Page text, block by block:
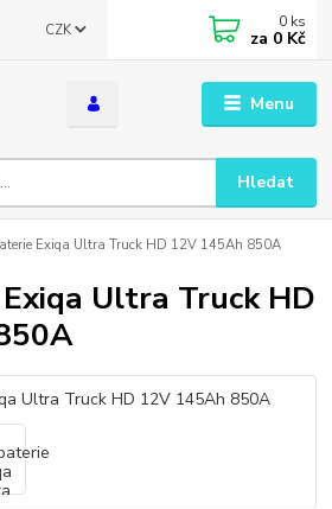
Menu
CZK
Hledat
0 ks
za 0 Kč
Exiqa Ultra Truck HD 12V 145Ah 850A
Ultra Truck HD